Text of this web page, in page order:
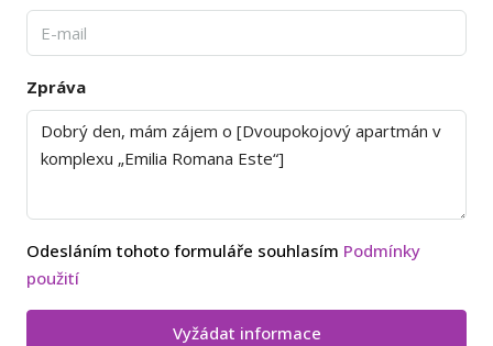
Zpráva
Odesláním tohoto formuláře souhlasím Podmínky
použití
Vyžádat informace